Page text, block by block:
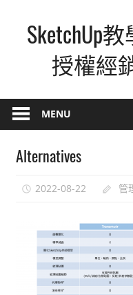
contentSketchUp
授權經
–
最
覺
MENU
Alternatives
2022-08-22 管